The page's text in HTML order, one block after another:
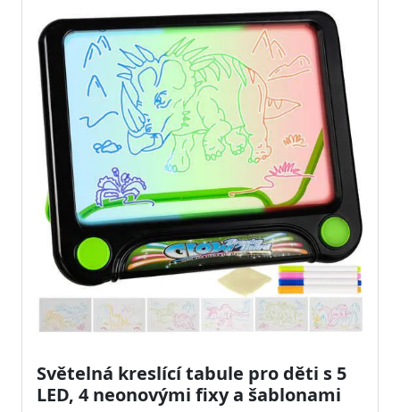
Světelná kreslící tabule pro děti s 5
LED, 4 neonovými fixy a šablonami